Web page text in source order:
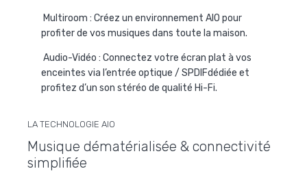
Multiroom : Créez un environnement AIO pour
profiter de vos musiques dans toute la maison.
Audio-Vidéo : Connectez votre écran plat à vos
enceintes via l’entrée optique / SPDIFdédiée et
profitez d’un son stéréo de qualité Hi-Fi.
LA TECHNOLOGIE AIO
Musique dématérialisée & connectivité
simplifiée